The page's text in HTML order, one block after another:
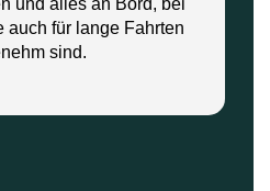
und alles an Bord, bei
auch für lange Fahrten
sind.